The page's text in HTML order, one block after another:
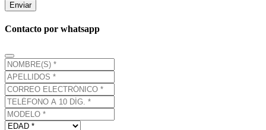
Enviar
Contacto por whatsapp